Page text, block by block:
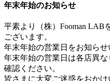
年末年始のお知らせ
平素より（株）Fooman LAB
ございます。
年末年始の営業日をお知らせ
年末年始の営業日は各店異
確認ください。
皆さまに大変ご迷惑をおか